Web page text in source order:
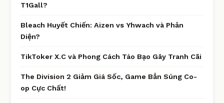
T1Gall?
Bleach Huyết Chiến: Aizen vs Yhwach và Phản
Diện?
TikToker X.C và Phong Cách Táo Bạo Gây Tranh Cãi
The Division 2 Giảm Giá Sốc, Game Bắn Súng Co-
op Cực Chất!